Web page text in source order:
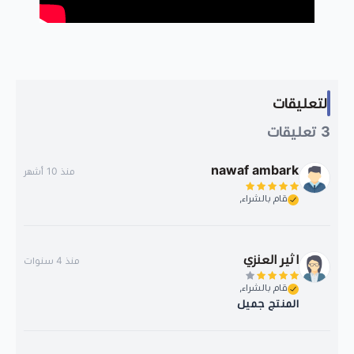
التعليقات
3 تعليقات
nawaf ambark منذ 10 أشهر
قام بالشراء,
اثير العنزي منذ 4 سنوات
قام بالشراء,
المنتج جميل